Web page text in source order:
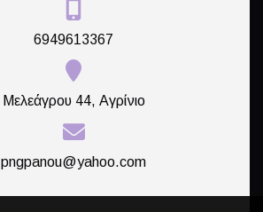
6949613367
Μελεάγρου 44, Αγρίνιο
pngpanou@yahoo.com